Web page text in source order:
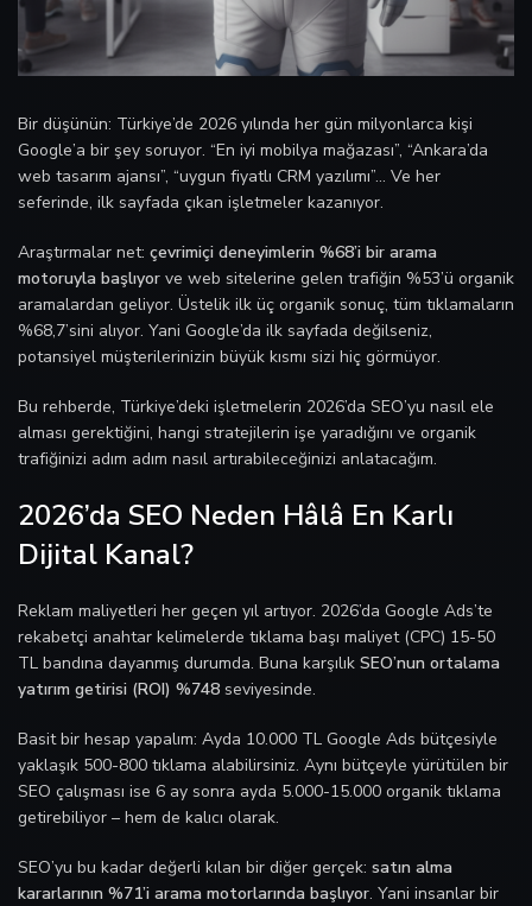
Bir düşünün: Türkiye’de 2026 yılında her gün milyonlarca kişi
Google’a bir şey soruyor. “En iyi mobilya mağazası”, “Ankara’da
web tasarım ajansı”, “uygun fiyatlı CRM yazılımı”… Ve her
seferinde, ilk sayfada çıkan işletmeler kazanıyor.
Araştırmalar net: çevrimiçi deneyimlerin %68’i bir arama
motoruyla başlıyor ve web sitelerine gelen trafiğin %53’ü organik
aramalardan geliyor. Üstelik ilk üç organik sonuç, tüm tıklamaların
%68,7’sini alıyor. Yani Google’da ilk sayfada değilseniz,
potansiyel müşterilerinizin büyük kısmı sizi hiç görmüyor.
Bu rehberde, Türkiye’deki işletmelerin 2026’da SEO’yu nasıl ele
alması gerektiğini, hangi stratejilerin işe yaradığını ve organik
trafiğinizi adım adım nasıl artırabileceğinizi anlatacağım.
2026’da SEO Neden Hâlâ En Karlı
Dijital Kanal?
Reklam maliyetleri her geçen yıl artıyor. 2026’da Google Ads’te
rekabetçi anahtar kelimelerde tıklama başı maliyet (CPC) 15-50
TL bandına dayanmış durumda. Buna karşılık SEO’nun ortalama
yatırım getirisi (ROI) %748 seviyesinde.
Basit bir hesap yapalım: Ayda 10.000 TL Google Ads bütçesiyle
yaklaşık 500-800 tıklama alabilirsiniz. Aynı bütçeyle yürütülen bir
SEO çalışması ise 6 ay sonra ayda 5.000-15.000 organik tıklama
getirebiliyor – hem de kalıcı olarak.
SEO’yu bu kadar değerli kılan bir diğer gerçek: satın alma
kararlarının %71’i arama motorlarında başlıyor. Yani insanlar bir